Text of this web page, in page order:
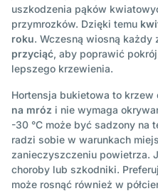
uszkodzenia pąków
przymrozków. Dzięki temu
roku. Wczesną wiosną każdy
przyciąć, aby poprawić
lepszego krzewienia.
Hortensja bukietowa to krzew
na mróz i nie wymaga
-30 °C może być sadzony na
radzi sobie w warunkach
zanieczyszczeniu powietrza.
choroby lub szkodniki.
może rosnąć również w